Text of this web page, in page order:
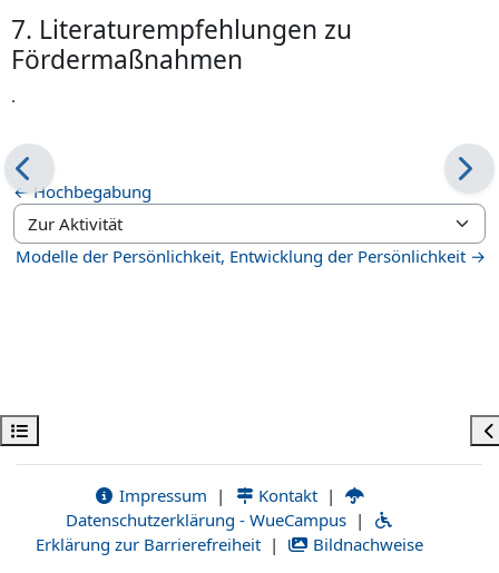
Kursindex öffnen
7. Literaturempfehlungen zu
Fördermaßnahmen
.
← Hochbegabung
Zur Aktivität
Modelle der Persönlichkeit, Entwicklung der Persönlichkeit →
Impressum | Kontakt |
Datenschutzerklärung - WueCampus |
Erklärung zur Barrierefreiheit | Bildnachweise